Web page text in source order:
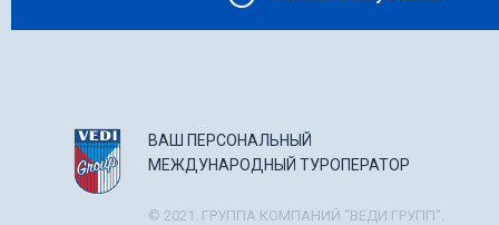
ВАШ ПЕРСОНАЛЬНЫЙ
МЕЖДУНАРОДНЫЙ ТУРОПЕРАТОР
© 2021. ГРУППА КОМПАНИЙ "ВЕДИ ГРУПП".